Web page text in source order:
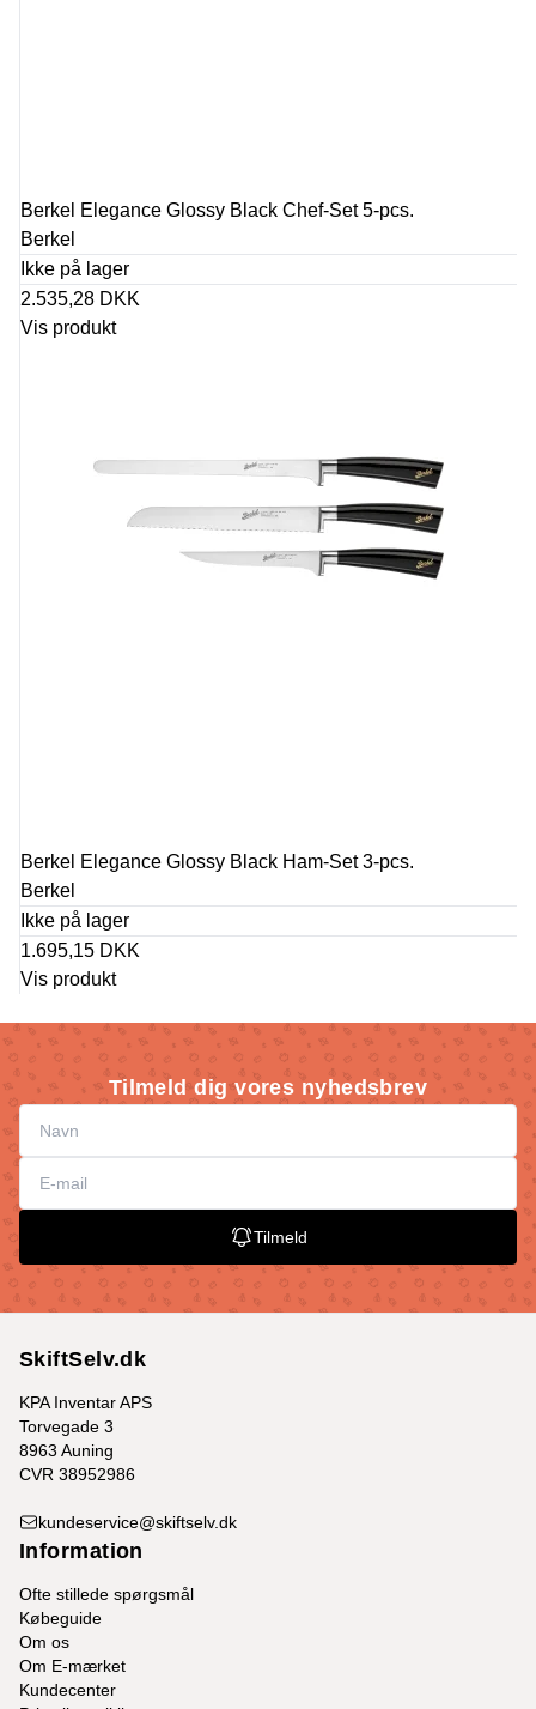
Berkel Elegance Glossy Black Chef-Set 5-pcs.
Berkel
Ikke på lager
2.535,28 DKK
Vis produkt
Berkel Elegance Glossy Black Ham-Set 3-pcs.
Berkel
Ikke på lager
1.695,15 DKK
Vis produkt
Tilmeld dig vores nyhedsbrev
Tilmeld
SkiftSelv.dk
KPA Inventar APS
Torvegade 3
8963 Auning
CVR 38952986
kundeservice@skiftselv.dk
Information
Ofte stillede spørgsmål
Købeguide
Om os
Om E-mærket
Kundecenter